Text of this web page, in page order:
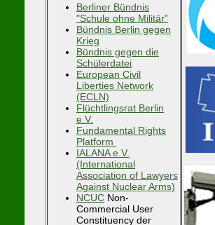
Berliner Bündnis
"Schule ohne Militär"
Bündnis Berlin gegen
Krieg
Bündnis gegen die
Schülerdatei
European Civil
Liberties Network
(ECLN)
Flüchtlingsrat Berlin
e.V.
Fundamental Rights
Platform
IALANA e.V.
(International
Association of Lawyers
Against Nuclear Arms)
NCUC Non-
Commercial User
Constituency der